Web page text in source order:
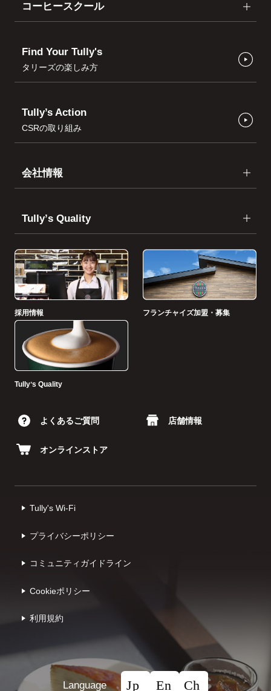
コーヒースクール
Find Your Tully's
タリーズの楽しみ方
Tully’s Action
CSRの取り組み
会社情報
Tullyʼs Quality
採用情報 フランチャイズ加盟・募集
Tullyʼs Quality
よくあるご質問 店舗情報
オンラインストア
Tully's Wi-Fi
プライバシーポリシー
コミュニティガイドライン
Cookieポリシー
利⽤規約
Language